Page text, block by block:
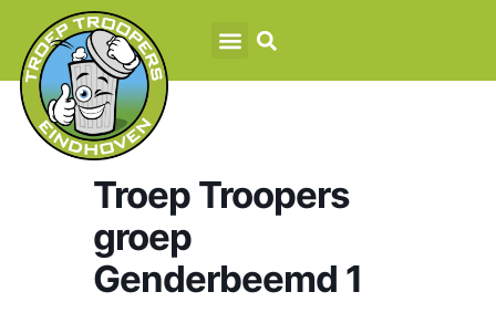
Troep Troopers
groep
Genderbeemd 1